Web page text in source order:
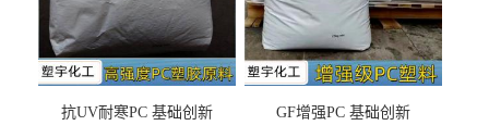
抗UV耐寒PC 基础创新
GF增强PC 基础创新